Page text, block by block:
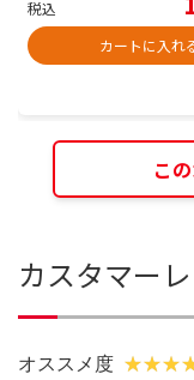
税込
カートに入れ
こ
カスタマー
オススメ度